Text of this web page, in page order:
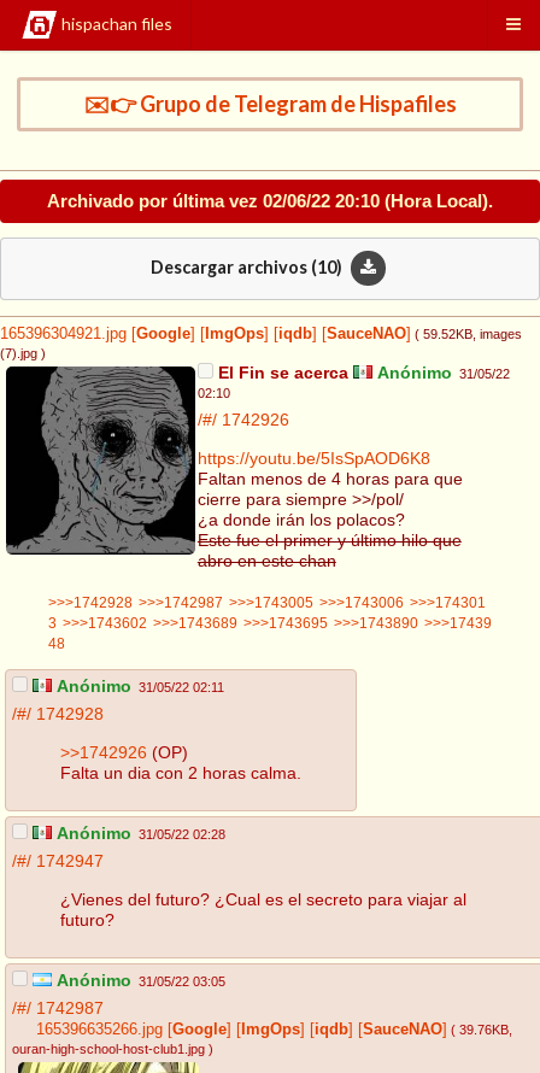
hispachan files
✉️👉 Grupo de Telegram de Hispafiles
Archivado por última vez 02/06/22 20:10 (Hora Local).
Descargar archivos (10)
165396304921.jpg Google ImgOps iqdb SauceNAO ( 59.52KB , images
(7).jpg )
El Fin se acerca Anónimo 31/05/22
02:10
/#/ 1742926
https://youtu.be/5IsSpAOD6K8
Faltan menos de 4 horas para que
cierre para siempre >>/pol/
¿a donde irán los polacos?
Este fue el primer y último hilo que
abro en este chan
>>>1742928 >>>1742987 >>>1743005 >>>1743006 >>>174301
3 >>>1743602 >>>1743689 >>>1743695 >>>1743890 >>>17439
48
Anónimo 31/05/22 02:11
/#/ 1742928
>>1742926 (OP)
Falta un dia con 2 horas calma.
Anónimo 31/05/22 02:28
/#/ 1742947
¿Vienes del futuro? ¿Cual es el secreto para viajar al
futuro?
Anónimo 31/05/22 03:05
/#/ 1742987
165396635266.jpg Google ImgOps iqdb SauceNAO ( 39.76KB
ouran-high-school-host-club1.jpg )